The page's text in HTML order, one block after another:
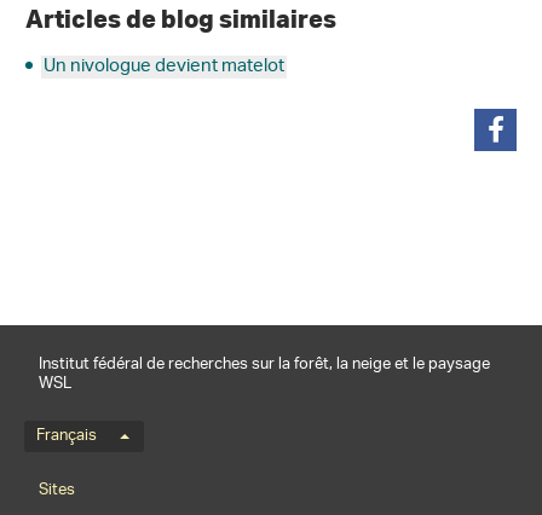
Articles de blog similaires
Un nivologue devient matelot
Institut fédéral de recherches sur la forêt, la neige et le paysage
WSL
Menu de langue
Français
Footernavigation
Sites